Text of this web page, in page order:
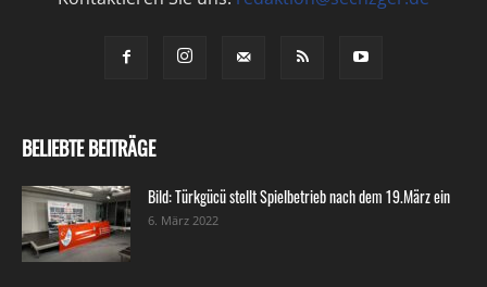
BELIEBTE BEITRÄGE
Bild: Türkgücü stellt Spielbetrieb nach dem 19.März ein
6. März 2022